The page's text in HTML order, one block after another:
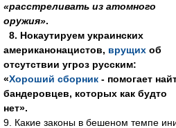
«расстреливать из атомного
оружия».
8. Нокаутируем украинских
американонацистов, врущих об
отсутствии угроз русским:
«Хороший сборник - помогает
бандеровцев, которых как будто
нет».
9. Какие законы в бешеном темпе